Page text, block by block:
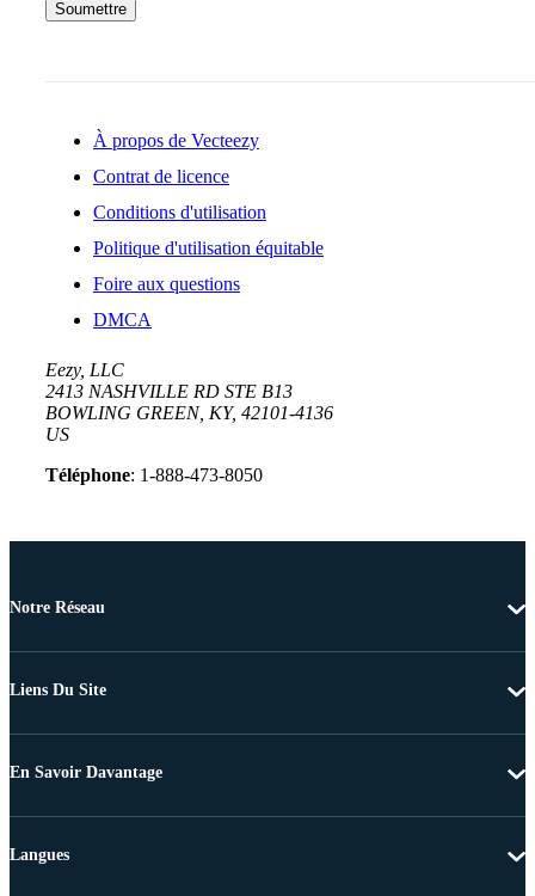
Soumettre
À propos de Vecteezy
Contrat de licence
Conditions d'utilisation
Politique d'utilisation équitable
Foire aux questions
DMCA
Eezy, LLC
2413 NASHVILLE RD STE B13
BOWLING GREEN, KY, 42101-4136
US
Téléphone: 1-888-473-8050
Notre Réseau
Liens Du Site
En Savoir Davantage
Langues